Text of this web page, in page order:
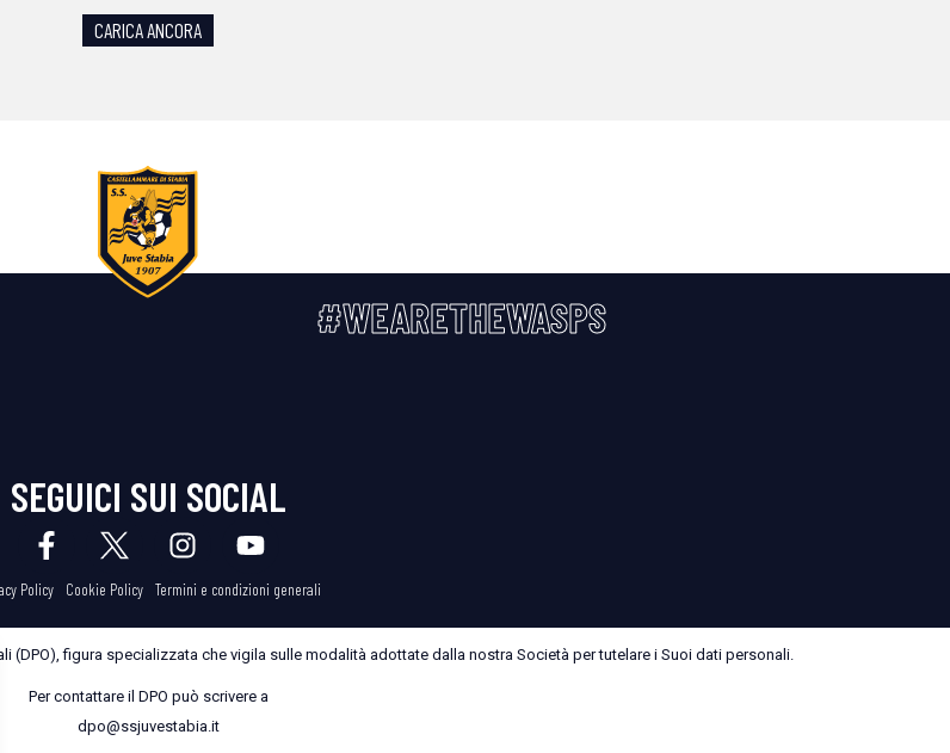
CARICA ANCORA
#WEARETHEWASPS
SEGUICI SUI SOCIAL
Policy Cookie Policy Termini e condizioni generali
(DPO), figura specializzata che vigila sulle modalità adottate dalla nostra Società per tutelare i Suoi dati personali.
Per contattare il DPO può scrivere a
dpo@ssjuvestabia.it